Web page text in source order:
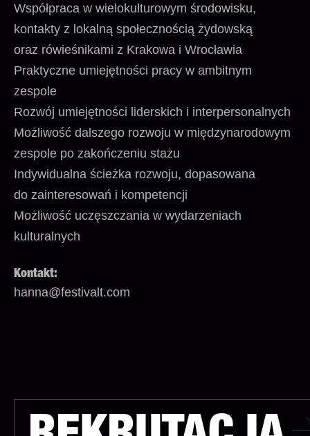
Współpraca w wielokulturowym środowisku,
kontakty z lokalną społecznością żydowską
oraz rówieśnikami z Krakowa i Wrocławia
Praktyczne umiejętności pracy w ambitnym
zespole
Rozwój umiejętności liderskich i interpersonalnych
Możliwość dalszego rozwoju w międzynarodowym
zespole po zakończeniu stażu
Indywidualna ścieżka rozwoju, dopasowana
do zainteresowań i kompetencji
Możliwość uczęszczania w wydarzeniach
kulturalnych
Kontakt:
hanna@festivalt.com